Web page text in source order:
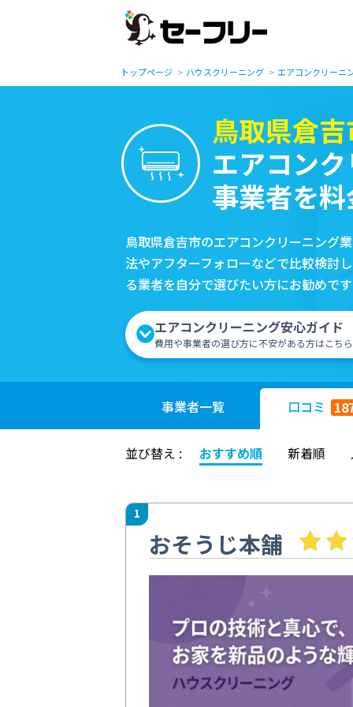
トップページ ハウスクリーニング エアコンクリーニ
鳥取県倉
エアコン
事業者を
鳥取県倉吉市のエアコンクリーニング
法やアフターフォローなどで比較検討
る業者を自分で選びたい方にお勧めで
エアコンクリーニング安心ガイド
費用や事業者の選び方に不安がある方はこちら
事業者一覧 口コミ
並び替え : おすすめ順 新着順
1
おそうじ本舗